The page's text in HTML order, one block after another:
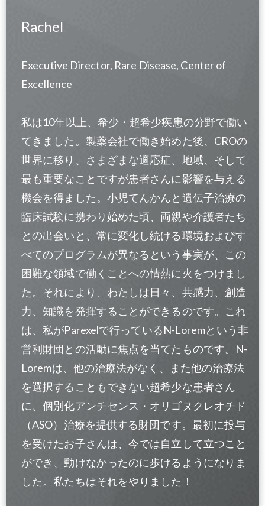
Rachel
Executive Director, Rare Disease, Center of
Excellence
私は10年以上、希少・超希少疾患の分野で働い
てきました。製薬会社で働き始めた後、CROの
世界に移り、さまざまな適応症、地域、そして
最も重要なことですが患者さんに影響を与える
機会を得ました。小児てんかんと遺伝子治療の
臨床試験に携わり始めた頃、両親や介護者たち
との出会いと、常に変化し続ける環境およびす
べてのプログラムが異なるという事実が、この
困難な領域で働くことへの情熱に火をつけまし
た。それにより、わたしは日々、共感力、創造
力、知識を発揮することができるのです。これ
は、私がParexelで行っているN-Loremという非
営利財団との活動に焦点を当てたものです。N-
Loremは、他の治療法がなく、また他の治療法
を選択することもできない超希少な患者さん
に、個別化アンチセンス・オリゴヌクレオチド
（ASO）治療を提供する財団です。最初に投与
を受けたお子さんは、今では自立して立つこと
ができ、動けなかったのに歩けるようになりま
した。私たちはそれをやりました！